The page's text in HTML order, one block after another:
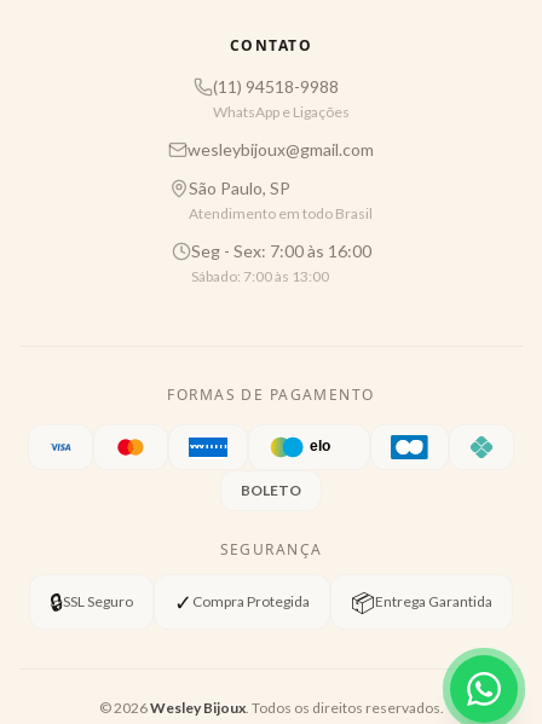
CONTATO
(11) 94518-9988
WhatsApp e Ligações
wesleybijoux@gmail.com
São Paulo, SP
Atendimento em todo Brasil
Seg - Sex: 7:00 às 16:00
Sábado: 7:00 às 13:00
FORMAS DE PAGAMENTO
BOLETO
SEGURANÇA
🔒SSL Seguro ✓ Compra Protegida 📦Entrega Garantida
©2026Wesley Bijoux. Todos os direitos reservados.